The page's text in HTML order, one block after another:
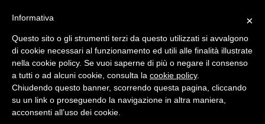
Tech
Belkin: questi i prodotti che
presenterà all’IFA 2012
di Alessandro Moretti
×
Informativa
Questo sito o gli strumenti terzi da questo utilizzati si avvalgono
di cookie necessari al funzionamento ed utili alle finalità illustrate
nella cookie policy. Se vuoi saperne di più o negare il consenso
a tutti o ad alcuni cookie, consulta la cookie policy.
Chiudendo questo banner, scorrendo questa pagina, cliccando
su un link o proseguendo la navigazione in altra maniera,
acconsenti all’uso dei cookie.